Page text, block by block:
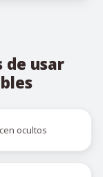
de usar
ocultos